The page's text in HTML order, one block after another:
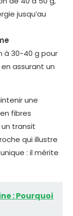
jusqu’au
à 30-40 g pour
assurant un
une
fibres
transit
qui illustre
: il mérite
: Pourquoi